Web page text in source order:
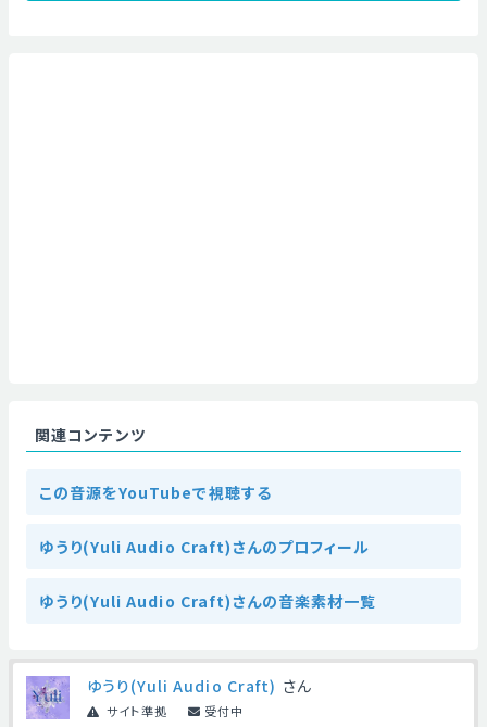
関連コンテンツ
この音源をYouTubeで視聴する
ゆうり(Yuli Audio Craft)さんのプロフィール
ゆうり(Yuli Audio Craft)さんの音楽素材一覧
ゆうり(Yuli Audio Craft) さん
サイト準拠 受付中